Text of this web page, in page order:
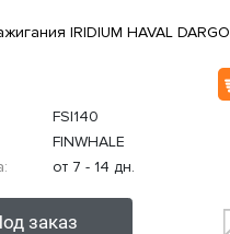
IRIDIUM HAVAL DARGO
FSI140
FINWHALE
от 7 - 14 дн.
заказ